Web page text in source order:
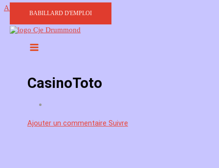
Aller au contenu
BABILLARD D'EMPLOI
CasinoToto
Ajouter un commentaire Suivre